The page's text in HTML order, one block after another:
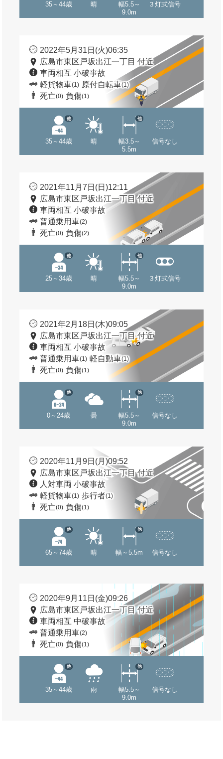
35～44歳 晴
幅5.5～
9.0m
３灯式信号
2022年5月31日(火)06:35
広島市東区戸坂出江一丁目 付近
車両相互 小破事故
軽貨物車(1) 原付自転車(1)
死亡(0) 負傷(1)
35～44歳
他
晴
幅3.5～
5.5m
他
信号なし
2021年11月7日(日)12:11
広島市東区戸坂出江一丁目 付近
車両相互 小破事故
普通乗用車(2)
死亡(0) 負傷(2)
25～34歳
他
晴
幅5.5～
9.0m
他
３灯式信号
2021年2月18日(木)09:05
広島市東区戸坂出江一丁目 付近
車両相互 小破事故
普通乗用車(1) 軽自動車(1)
死亡(0) 負傷(1)
0～24歳
他
曇
幅5.5～
9.0m
他
信号なし
2020年11月9日(月)09:52
広島市東区戸坂出江一丁目 付近
人対車両 小破事故
軽貨物車(1) 歩行者(1)
死亡(0) 負傷(1)
65～74歳
他
晴 幅～5.5m
他
信号なし
2020年9月11日(金)09:26
広島市東区戸坂出江一丁目 付近
車両相互 中破事故
普通乗用車(2)
死亡(0) 負傷(1)
35～44歳
他
雨
幅5.5～
9.0m
他
信号なし